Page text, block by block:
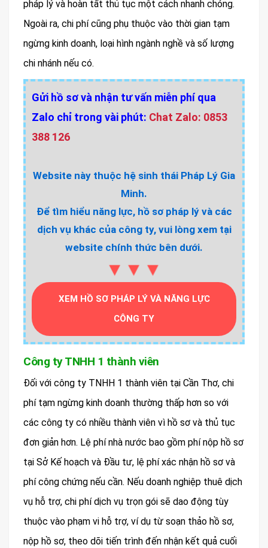
pháp lý và hoàn tất thủ tục một cách nhanh chóng.
Ngoài ra, chi phí cũng phụ thuộc vào thời gian tạm
ngừng kinh doanh, loại hình ngành nghề và số lượng
chi nhánh nếu có.
Gửi hồ sơ và nhận tư vấn miễn phí qua
Zalo chỉ trong vài phút: Chat Zalo: 0853
388 126
Website này thuộc hệ sinh thái Pháp Lý Gia
Minh.
Để tìm hiểu năng lực, hồ sơ pháp lý và các
dịch vụ khác của công ty, vui lòng xem tại
website chính thức bên dưới.
▼▼▼
XEM HỒ SƠ PHÁP LÝ VÀ NĂNG LỰC
CÔNG TY
Công ty TNHH 1 thành viên
Đối với công ty TNHH 1 thành viên tại Cần Thơ, chi
phí tạm ngừng kinh doanh thường thấp hơn so với
các công ty có nhiều thành viên vì hồ sơ và thủ tục
đơn giản hơn. Lệ phí nhà nước bao gồm phí nộp hồ sơ
tại Sở Kế hoạch và Đầu tư, lệ phí xác nhận hồ sơ và
phí công chứng nếu cần. Nếu doanh nghiệp thuê dịch
vụ hỗ trợ, chi phí dịch vụ trọn gói sẽ dao động tùy
thuộc vào phạm vi hỗ trợ, ví dụ từ soạn thảo hồ sơ,
nộp hồ sơ, theo dõi tiến trình đến nhận kết quả cuối